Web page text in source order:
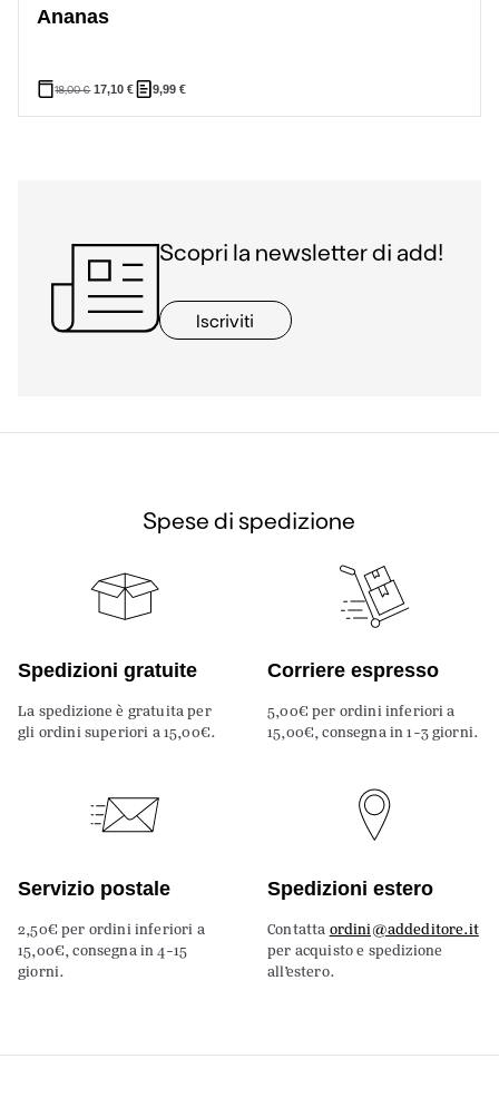
Ananas
18,00€ 17,10€ 9,99 €
Scopri la newsletter di add!
Iscriviti
Spese di spedizione
Spedizioni gratuite
La spedizione è gratuita per
gli ordini superiori a 15,00€.
Corriere espresso
5,00€ per ordini inferiori a
15,00€, consegna in 1-3 giorni.
Servizio postale
2,50€ per ordini inferiori a
15,00€, consegna in 4-15
giorni.
Spedizioni estero
Contatta ordini@addeditore.it
per acquisto e spedizione
all’estero.